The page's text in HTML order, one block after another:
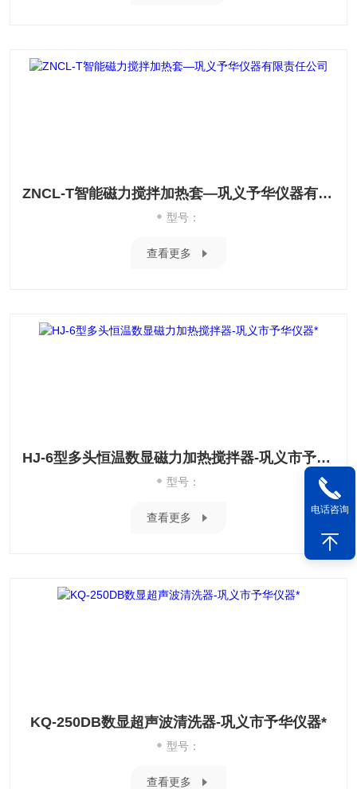
ZNCL-T智能磁力搅拌加热套—巩义予华仪器有限责任公司
型号：
查看更多
HJ-6型多头恒温数显磁力加热搅拌器-巩义市予华仪器*
型号：
查看更多
KQ-250DB数显超声波清洗器-巩义市予华仪器*
型号：
查看更多
电话咨询